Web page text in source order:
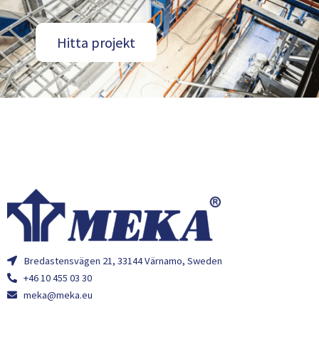
Hitta projekt
Bredastensvägen 21, 33144 Värnamo, Sweden
+46 10 455 03 30
meka@meka.eu